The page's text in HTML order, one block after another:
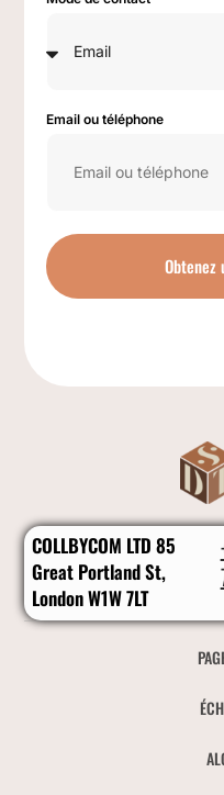
Email ou téléphone
COLLBYCOM LTD 85
Great Portland St,
London W1W 7LT